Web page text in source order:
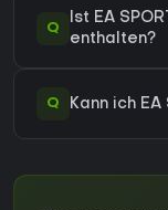
Q
Ist EA
enthalten?
Q Kann ich